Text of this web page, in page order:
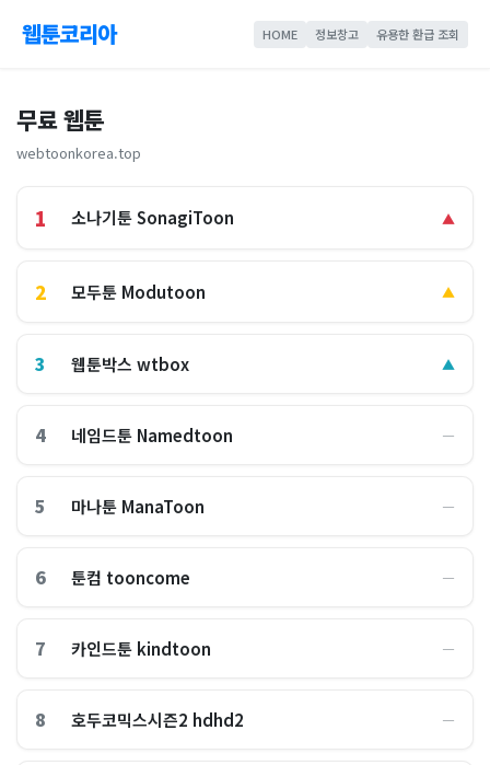
웹툰코리아 HOME 정보창고 유용한 환급 조회
무료 웹툰
webtoonkorea.top
1 소나기툰 SonagiToon ▲
2 모두툰 Modutoon ▲
3 웹툰박스 wtbox ▲
4 네임드툰 Namedtoon ―
5 마나툰 ManaToon ―
6 툰컴 tooncome ―
7 카인드툰 kindtoon ―
8 호두코믹스시즌2 hdhd2 ―